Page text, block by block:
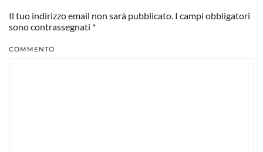
Il tuo indirizzo email non sarà pubblicato. I campi obbligatori
sono contrassegnati *
COMMENTO